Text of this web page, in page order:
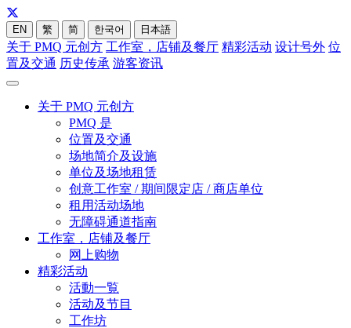
EN 繁 简 한국어 日本語
关于 PMQ 元创方 工作室，店铺及餐厅 精彩活动 设计号外 位
置及交通 历史传承 游客资讯
关于 PMQ 元创方
PMQ 是
位置及交通
场地简介及设施
单位及场地租赁
创意工作室 / 期间限定店 / 商店单位
租用活动场地
无障碍通道指南
工作室，店铺及餐厅
网上购物
精彩活动
活動一覧
活动及节目
工作坊